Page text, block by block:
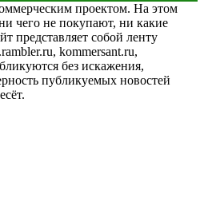
проектом. На этом
чего не покупают, ни какие
представляет собой ленту
kommersant.ru,
без искажения,
публикуемых новостей